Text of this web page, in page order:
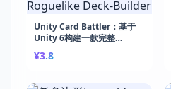
Unity Card Battler：基于
Unity 6构建一款完整
免费下载课程）|Unity Card
Deck-Builder
¥3.8